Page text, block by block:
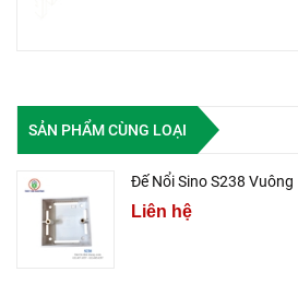
SẢN PHẨM CÙNG LOẠI
Đế Nổi Sino S238 Vuông
Liên hệ